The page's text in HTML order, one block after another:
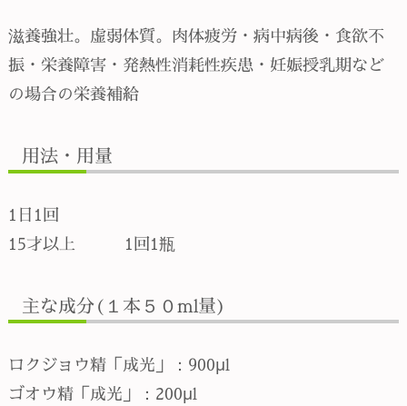
滋養強壮。虚弱体質。肉体疲労・病中病後・食欲不
振・栄養障害・発熱性消耗性疾患・妊娠授乳期など
の場合の栄養補給
用法・用量
1日1回
15才以上 1回1瓶
主な成分(１本５０ml量)
ロクジョウ精「成光」
：900μl
ゴオウ精「成光」
：200μl